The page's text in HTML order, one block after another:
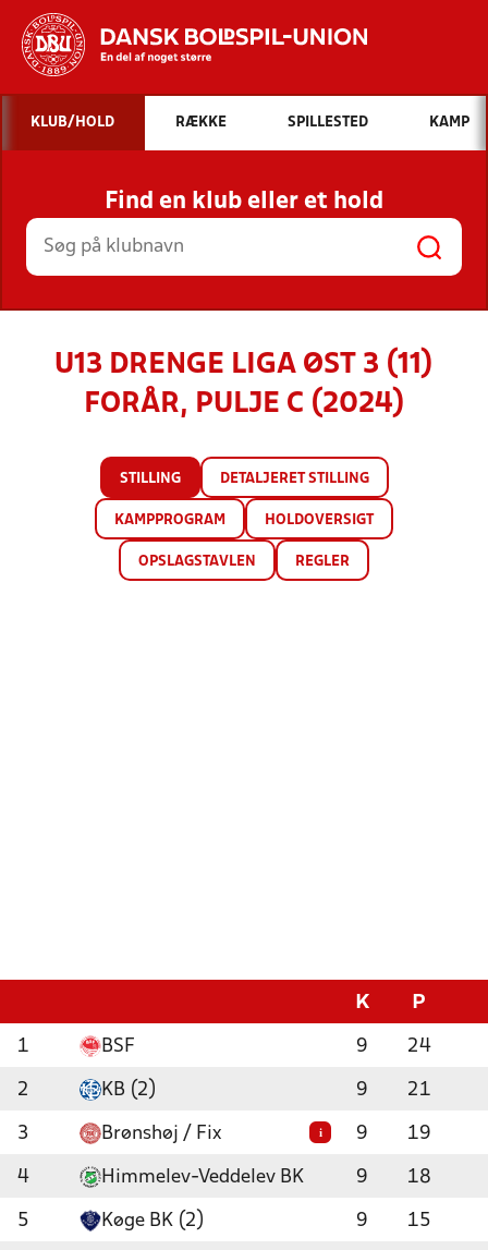
Hvad vil du søge efter?
INDHOLD OG NYHEDER
STILLINGER, RESULTATER, KLUBBER OG
HOLD
KLUB/HOLD RÆKKE SPILLESTED KAMP
Find en klub eller et hold
U13 DRENGE LIGA ØST 3 (11)
FORÅR, PULJE C (2024)
STILLING DETALJERET STILLING
KAMPPROGRAM HOLDOVERSIGT
OPSLAGSTAVLEN REGLER
K P
1 BSF 9 24
2 KB (2) 9 21
3 Brønshøj / Fix i 9 19
4 Himmelev-Veddelev BK 9 18
5 Køge BK (2) 9 15